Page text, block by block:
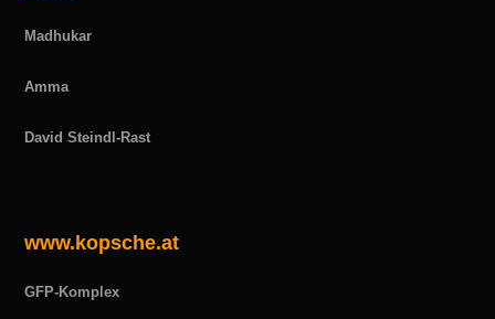
Madhukar
Amma
David Steindl-Rast
www.kopsche.at
GFP-Komplex